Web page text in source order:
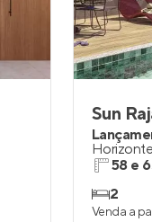
Sun
Horizonte
58 e
2
Venda a